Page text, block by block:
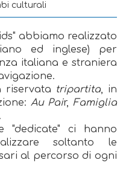
culturali
abbiamo realizzato
ed inglese) per
italiana e straniera
riservata tripartita, in
Au Pair,Famiglia
"dedicate" ci hanno
soltanto le
al percorso di ogni